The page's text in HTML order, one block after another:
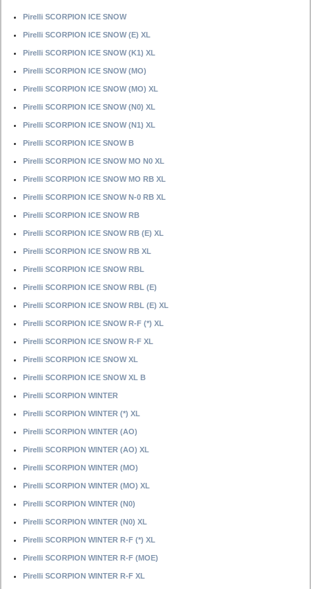
Pirelli SCORPION ICE SNOW
Pirelli SCORPION ICE SNOW (E) XL
Pirelli SCORPION ICE SNOW (K1) XL
Pirelli SCORPION ICE SNOW (MO)
Pirelli SCORPION ICE SNOW (MO) XL
Pirelli SCORPION ICE SNOW (N0) XL
Pirelli SCORPION ICE SNOW (N1) XL
Pirelli SCORPION ICE SNOW B
Pirelli SCORPION ICE SNOW MO N0 XL
Pirelli SCORPION ICE SNOW MO RB XL
Pirelli SCORPION ICE SNOW N-0 RB XL
Pirelli SCORPION ICE SNOW RB
Pirelli SCORPION ICE SNOW RB (E) XL
Pirelli SCORPION ICE SNOW RB XL
Pirelli SCORPION ICE SNOW RBL
Pirelli SCORPION ICE SNOW RBL (E)
Pirelli SCORPION ICE SNOW RBL (E) XL
Pirelli SCORPION ICE SNOW R-F (*) XL
Pirelli SCORPION ICE SNOW R-F XL
Pirelli SCORPION ICE SNOW XL
Pirelli SCORPION ICE SNOW XL B
Pirelli SCORPION WINTER
Pirelli SCORPION WINTER (*) XL
Pirelli SCORPION WINTER (AO)
Pirelli SCORPION WINTER (AO) XL
Pirelli SCORPION WINTER (MO)
Pirelli SCORPION WINTER (MO) XL
Pirelli SCORPION WINTER (N0)
Pirelli SCORPION WINTER (N0) XL
Pirelli SCORPION WINTER R-F (*) XL
Pirelli SCORPION WINTER R-F (MOE)
Pirelli SCORPION WINTER R-F XL